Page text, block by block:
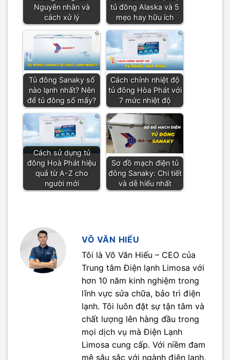
Nguyên nhân và
cách xử lý
tủ đông Alaska và 5
mẹo hay hữu ích
Tủ đông Sanaky số
nào lạnh nhất? Nên
để tủ đông số mấy?
Cách chỉnh nhiệt độ
tủ đông Hòa Phát với
7 mức nhiệt độ
Cách sử dụng tủ
đông Hoà Phát hiệu
quả từ A-Z cho
người mới
Sơ đồ mạch điện tủ
đông Sanaky: Chi tiết
và dễ hiểu nhất
VÕ VĂN HIẾU
Tôi là Võ Văn Hiếu – CEO của
Trung tâm Điện lạnh Limosa với
hơn 10 năm kinh nghiệm trong
lĩnh vực sửa chữa, bảo trì điện
lạnh. Tôi luôn đặt sự tận tâm và
chất lượng lên hàng đầu trong
mọi dịch vụ mà Điện Lạnh
Limosa cung cấp. Với niềm đam
mê sâu sắc với ngành điện lạnh,